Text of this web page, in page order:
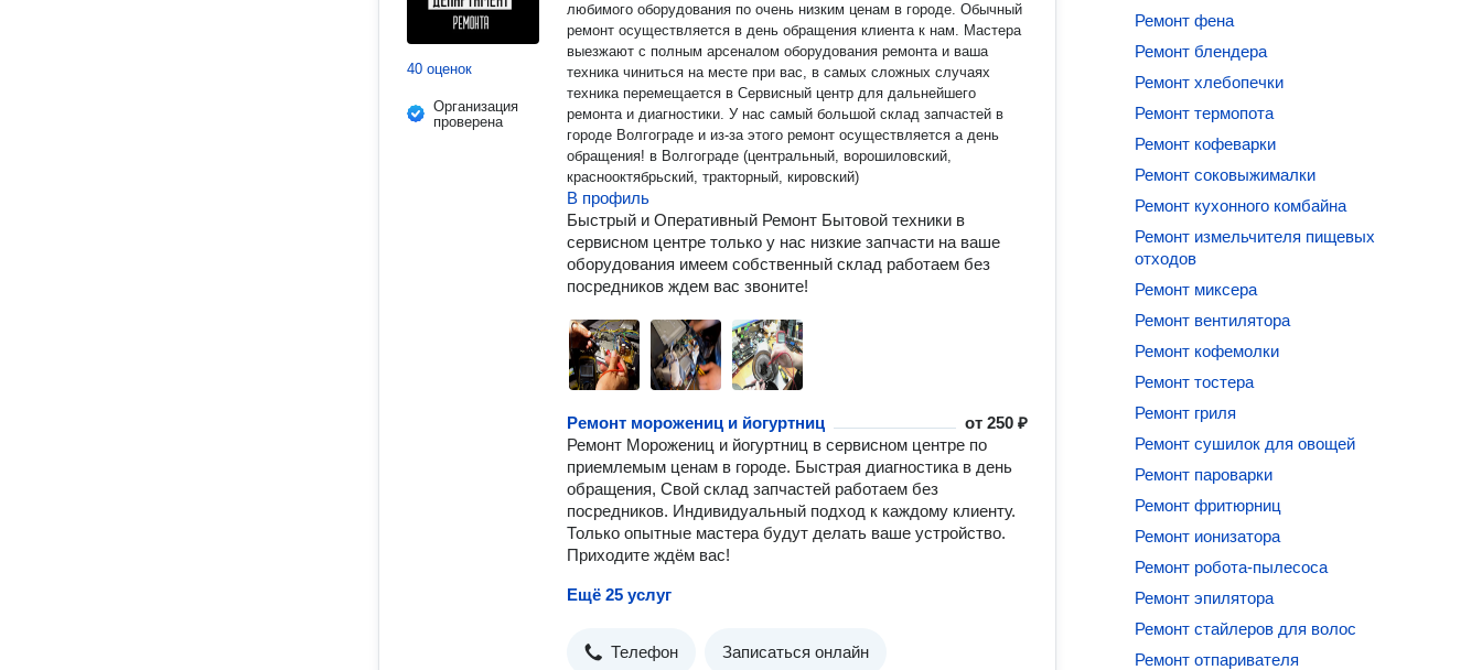
40 оценок
Организация
проверена
любимого оборудования по очень низким ценам в городе. Обычный
ремонт осуществляется в день обращения клиента к нам. Мастера
выезжают с полным арсеналом оборудования ремонта и ваша
техника чиниться на месте при вас, в самых сложных случаях
техника перемещается в Сервисный центр для дальнейшего
ремонта и диагностики. У нас самый большой склад запчастей в
городе Волгограде и из-за этого ремонт осуществляется а день
обращения! в Волгограде (центральный, ворошиловский,
краснооктябрьский, тракторный, кировский)
В профиль
Быстрый и Оперативный Ремонт Бытовой техники в
сервисном центре только у нас низкие запчасти на ваше
оборудования имеем собственный склад работаем без
посредников ждем вас звоните!
Ремонт морожениц и йогуртниц от250 ₽
Ремонт Морожениц и йогуртниц в сервисном центре по
приемлемым ценам в городе. Быстрая диагностика в день
обращения, Свой склад запчастей работаем без
посредников. Индивидуальный подход к каждому клиенту.
Только опытные мастера будут делать ваше устройство.
Приходите ждём вас!
Ещё 25 услуг
Телефон Записаться онлайн
Ремонт фена
Ремонт блендера
Ремонт хлебопечки
Ремонт термопота
Ремонт кофеварки
Ремонт соковыжималки
Ремонт кухонного комбайна
Ремонт измельчителя пищевых
отходов
Ремонт миксера
Ремонт вентилятора
Ремонт кофемолки
Ремонт тостера
Ремонт гриля
Ремонт сушилок для овощей
Ремонт пароварки
Ремонт фритюрниц
Ремонт ионизатора
Ремонт робота-пылесоса
Ремонт эпилятора
Ремонт стайлеров для волос
Ремонт отпаривателя